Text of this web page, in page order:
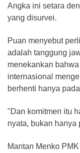
Angka ini setara
yang disurvei.
Puan menyebut
adalah tanggung
menekankan
internasional
berhenti hanya
"Dan komitmen itu
nyata, bukan hanya
Mantan Menko